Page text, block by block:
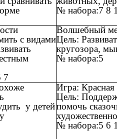
№ набора:7 8
с видами
7
Волшебный
Цель:
кругозора,
№ набора:5
у детей
Игра:
Цель:
помочь
№ набора:5 6